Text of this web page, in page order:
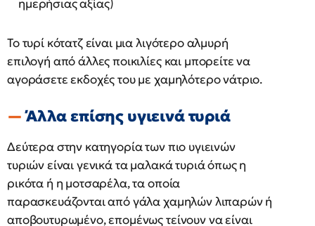
ημερήσιας αξίας)
Το τυρί κότατζ είναι μια λιγότερο αλμυρή
επιλογή από άλλες ποικιλίες και μπορείτε να
αγοράσετε εκδοχές του με χαμηλότερο νάτριο.
Άλλα επίσης υγιεινά τυριά
Δεύτερα στην κατηγορία των πιο υγιεινών
τυριών είναι γενικά τα μαλακά τυριά όπως η
ρικότα ή η μοτσαρέλα, τα οποία
παρασκευάζονται από γάλα χαμηλών λιπαρών ή
αποβουτυρωμένο, επομένως τείνουν να είναι